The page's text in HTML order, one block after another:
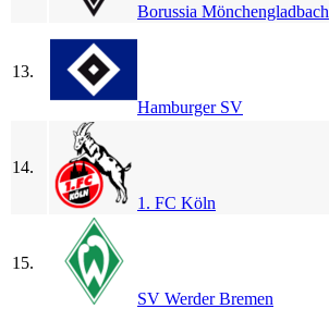
Borussia Mönchengladbach
13.
Hamburger SV
14.
1. FC Köln
15.
SV Werder Bremen